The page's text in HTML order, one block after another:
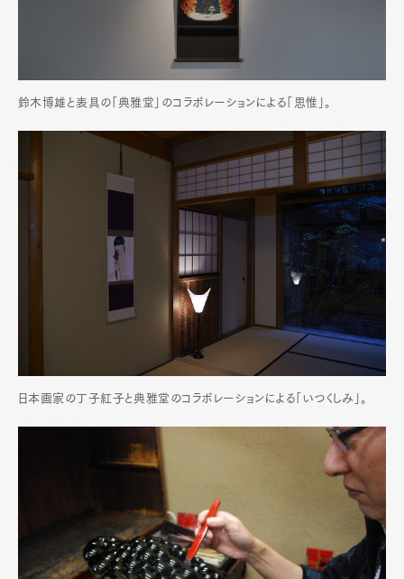
鈴木博雄と表具の「典雅堂」のコラボレーションによる「思惟」。
日本画家の丁子紅子と典雅堂のコラボレーションによる「いつくしみ」。